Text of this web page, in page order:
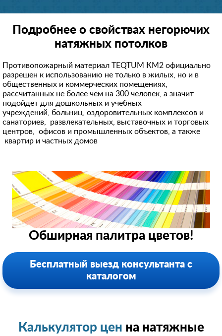
Подробнее о свойствах негорючих
натяжных потолков
Противопожарный материал TEQTUM КМ2 официально
разрешен к использованию не только в жилых, но и в
общественных и коммерческих помещениях,
рассчитанных не более чем на 300 человек, а значит
подойдет для дошкольных и учебных
учреждений, больниц, оздоровительных комплексов и
санаториев, развлекательных, выставочных и торговых
центров, офисов и промышленных объектов, а также
квартир и частных домов
Обширная палитра цветов!
Бесплатный выезд консультанта с
каталогом
Калькулятор цен на натяжные